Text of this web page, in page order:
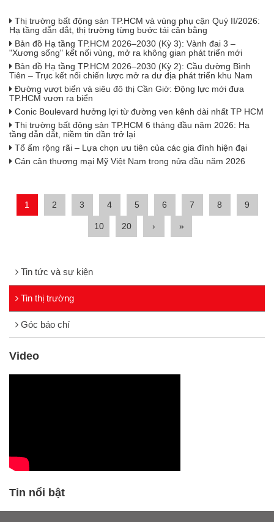
Thị trường bất động sản TP.HCM và vùng phụ cận Quý II/2026:
Hạ tầng dẫn dắt, thị trường từng bước tái cân bằng
Bản đồ Hạ tầng TP.HCM 2026–2030 (Kỳ 3): Vành đai 3 –
"Xương sống" kết nối vùng, mở ra không gian phát triển mới
Bản đồ Hạ tầng TP.HCM 2026–2030 (Kỳ 2): Cầu đường Bình
Tiên – Trục kết nối chiến lược mở ra dư địa phát triển khu Nam
Đường vượt biển và siêu đô thị Cần Giờ: Động lực mới đưa
TP.HCM vươn ra biển
Conic Boulevard hưởng lợi từ đường ven kênh dài nhất TP HCM
Thị trường bất động sản TP.HCM 6 tháng đầu năm 2026: Hạ
tầng dẫn dắt, niềm tin dần trở lại
Tổ ấm rộng rãi – Lựa chọn ưu tiên của các gia đình hiện đại
Cán cân thương mại Mỹ Việt Nam trong nửa đầu năm 2026
1 2 3 4 5 6 7 8 9
10 20 › »
Tin tức và sự kiện
Tin thị trường
Góc báo chí
Video
Tin nổi bật